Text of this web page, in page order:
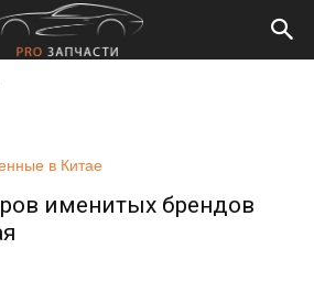
именитых брендов